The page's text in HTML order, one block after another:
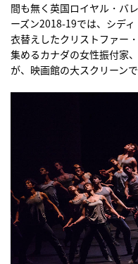
間も無く英国ロイヤル・バ
ーズン2018-19では、シデ
衣替えしたクリストファー
集めるカナダの女性振付家
が、映画館の大スクリーンで